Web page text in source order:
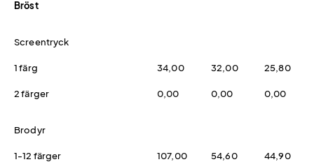
Bröst
Screentryck
1 färg 34,00 32,00 25,80
2 färger 0,00 0,00 0,00
Brodyr
1-12 färger 107,00 54,60 44,90